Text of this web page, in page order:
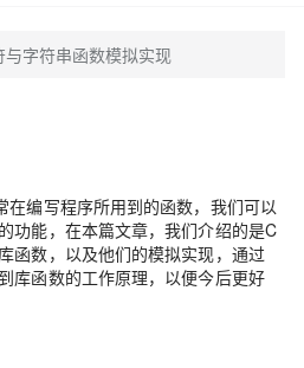
字符串函数模拟实现
在编写程序所用到的函数，我们可以
功能，在本篇文章，我们介绍的是C
函数，以及他们的模拟实现，通过
库函数的工作原理，以便今后更好